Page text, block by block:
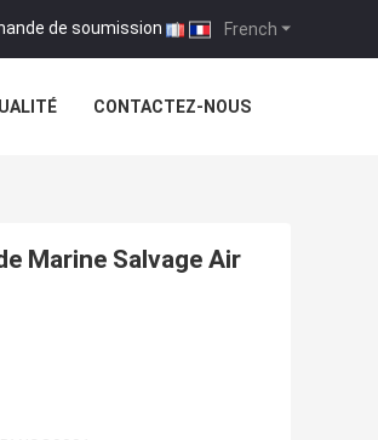
French
de soumission |
CONTACTEZ-NOUS
Marine Salvage Air